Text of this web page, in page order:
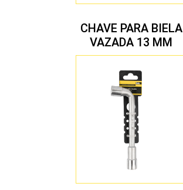
CHAVE PARA BIELA
VAZADA 13 MM